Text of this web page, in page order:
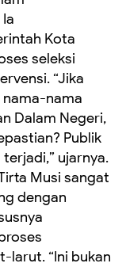
Kota
seleksi
“Jika
nama-nama
Dalam Negeri,
Publik
ujarnya.
Musi sangat
dengan
larut. “Ini bukan